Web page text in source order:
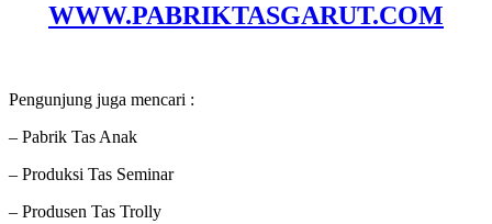
WWW.PABRIKTASGARUT.COM
Pengunjung juga mencari :
– Pabrik Tas Anak
– Produksi Tas Seminar
– Produsen Tas Trolly